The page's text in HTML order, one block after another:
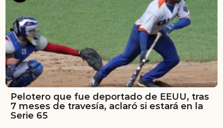
Pelotero que fue deportado de EEUU, tras
7 meses de travesía, aclaró si estará en la
Serie 65